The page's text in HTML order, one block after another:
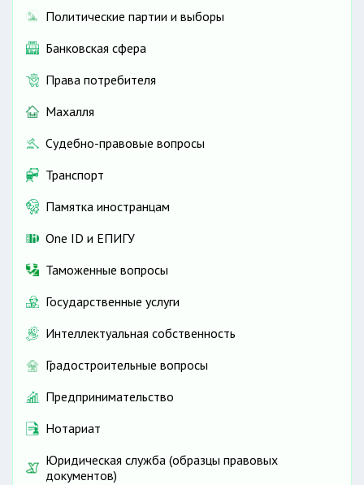
Политические партии и выборы
Банковская сфера
Права потребителя
Махалля
Судебно-правовые вопросы
Транспорт
Памятка иностранцам
One ID и ЕПИГУ
Таможенные вопросы
Государственные услуги
Интеллектуальная собственность
Градостроительные вопросы
Предпринимательство
Нотариат
Юридическая служба (образцы правовых
документов)